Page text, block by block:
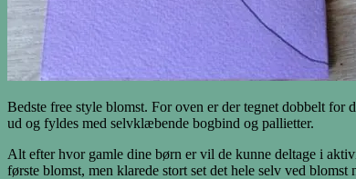
Bedste free style blomst. For oven er der tegnet dobbelt for
ud og fyldes med selvklæbende bogbind og pallietter.
Alt efter hvor gamle dine børn er vil de kunne deltage i
første blomst, men klarede stort set det hele selv ved blomst